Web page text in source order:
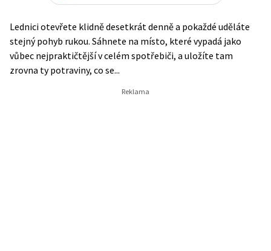
Lednici otevřete klidně desetkrát denně a pokaždé uděláte
stejný pohyb rukou. Sáhnete na místo, které vypadá jako
vůbec nejpraktičtější v celém spotřebiči, a uložíte tam
zrovna ty potraviny, co se...